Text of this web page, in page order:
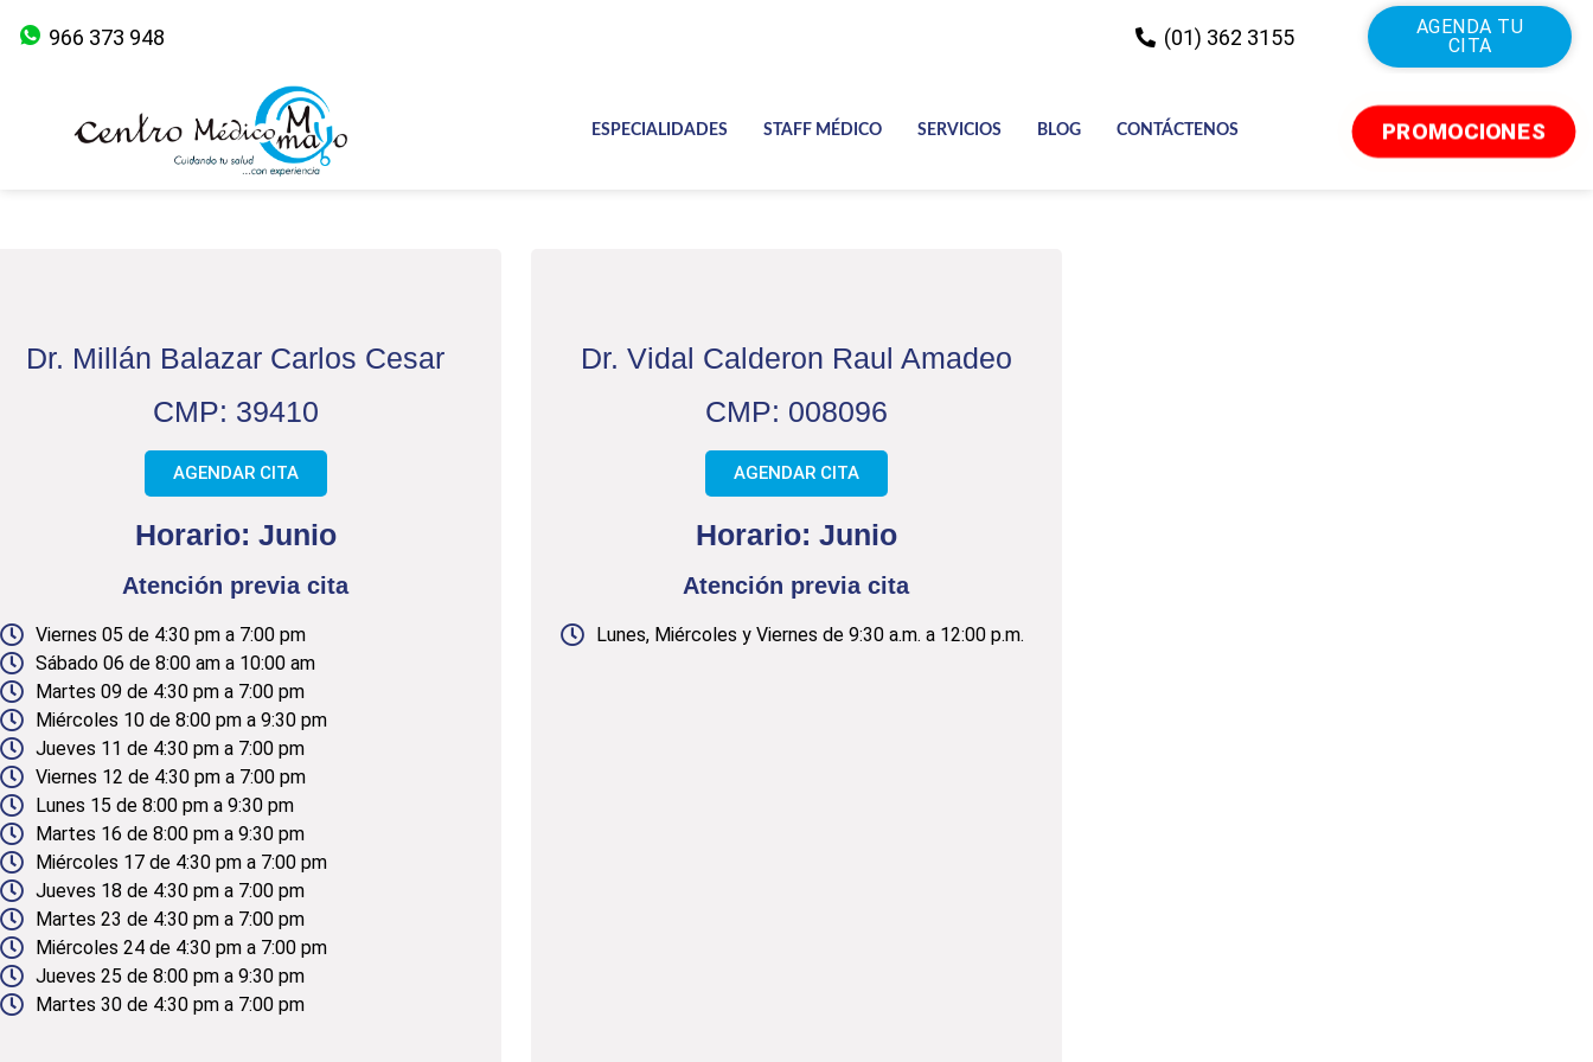
966 373 948 (01) 362 3155
AGENDA TU
CITA
ESPECIALIDADES STAFF MÉDICO SERVICIOS BLOG CONTÁCTENOS PROMOCIONES
Dr. Millán Balazar Carlos Cesar
CMP: 39410
AGENDAR CITA
Horario: Junio
Atención previa cita
Viernes 05 de 4:30 pm a 7:00 pm
Sábado 06 de 8:00 am a 10:00 am
Martes 09 de 4:30 pm a 7:00 pm
Miércoles 10 de 8:00 pm a 9:30 pm
Jueves 11 de 4:30 pm a 7:00 pm
Viernes 12 de 4:30 pm a 7:00 pm
Lunes 15 de 8:00 pm a 9:30 pm
Martes 16 de 8:00 pm a 9:30 pm
Miércoles 17 de 4:30 pm a 7:00 pm
Jueves 18 de 4:30 pm a 7:00 pm
Martes 23 de 4:30 pm a 7:00 pm
Miércoles 24 de 4:30 pm a 7:00 pm
Jueves 25 de 8:00 pm a 9:30 pm
Martes 30 de 4:30 pm a 7:00 pm
Dr. Vidal Calderon Raul Amadeo
CMP: 008096
AGENDAR CITA
Horario: Junio
Atención previa cita
Lunes, Miércoles y Viernes de 9:30 a.m. a 12:00 p.m.